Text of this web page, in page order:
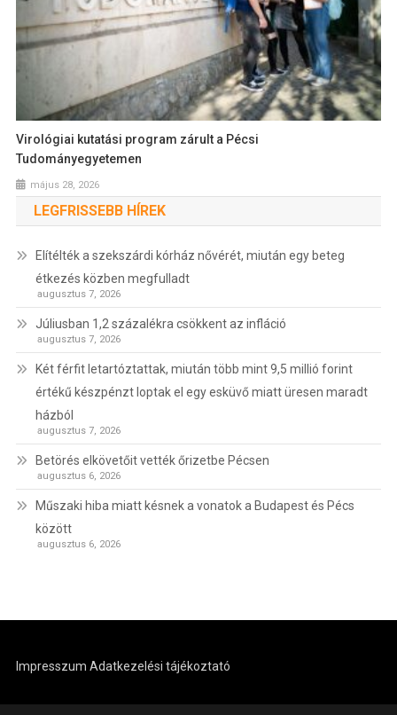
Virológiai kutatási program zárult a Pécsi
Tudományegyetemen
május 28, 2026
LEGFRISSEBB HÍREK
Elítélték a szekszárdi kórház nővérét, miután egy beteg
étkezés közben megfulladt
augusztus 7, 2026
Júliusban 1,2 százalékra csökkent az infláció
augusztus 7, 2026
Két férfit letartóztattak, miután több mint 9,5 millió forint
értékű készpénzt loptak el egy esküvő miatt üresen maradt
házból
augusztus 7, 2026
Betörés elkövetőit vették őrizetbe Pécsen
augusztus 6, 2026
Műszaki hiba miatt késnek a vonatok a Budapest és Pécs
között
augusztus 6, 2026
Impresszum Adatkezelési tájékoztató